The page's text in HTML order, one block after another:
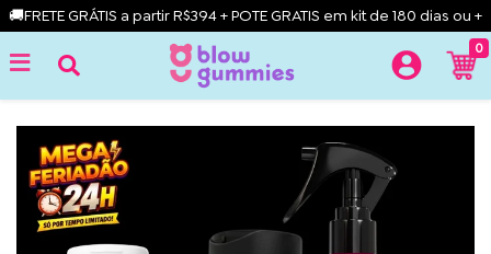
🚚FRETE GRÁTIS a partir R$394 + POTE GRATIS em kit de 180 dias ou +
0